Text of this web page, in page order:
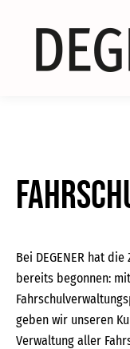
Bei DEGENER hat
bereits begonnen:
geben wir unseren
Verwaltung aller